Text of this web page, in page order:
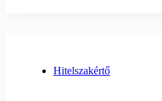
Hitelszakértő